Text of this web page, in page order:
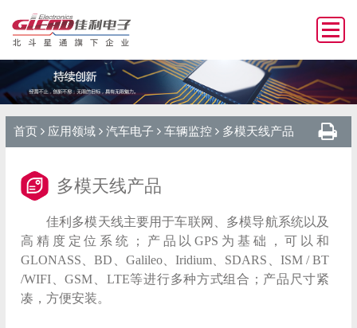
首页 应用领域 汽车电子 车辆监控 多模天线产品
多模天线产品
佳利多模天线主要用于车联网、多模导航系统以及
高精度定位系统；产品以GPS为基础，可以和
GLONASS、BD、Galileo、Iridium、SDARS、ISM / BT
/WIFI、GSM、LTE等进行多种方式组合；产品尺寸紧
凑，方便安装。